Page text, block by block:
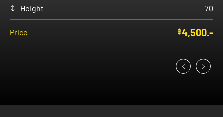
Height 70
Price ฿4,500.-